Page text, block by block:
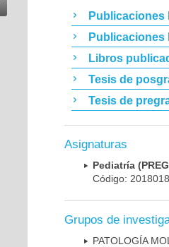
Publicaciones
Publicaciones
Libros
Tesis de
Tesis de
Asignaturas
Pediatría
Código:
Grupos de
PATOLOGÍA